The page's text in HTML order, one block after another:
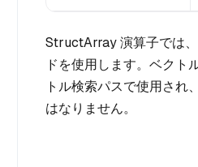
StructArray 演算子では
ドを使用します。ベクト
トル検索パスで使用され
はなりません。